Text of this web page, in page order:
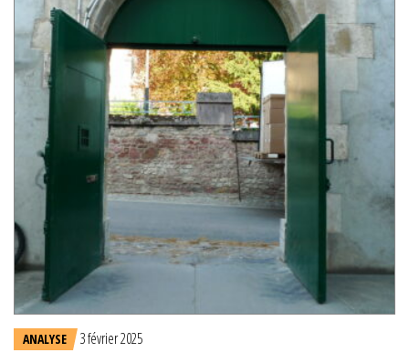
ANALYSE 3 février 2025